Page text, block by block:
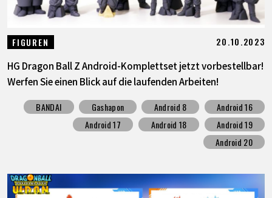
JP
FIGUREN 20.10.2023
HG Dragon Ball Z Android-Komplettset jetzt vorbestellbar!
Werfen Sie einen Blick auf die laufenden Arbeiten!
BANDAI Gashapon Android 8
Android 16
Android 17
Android 18
Android 19
Android 20